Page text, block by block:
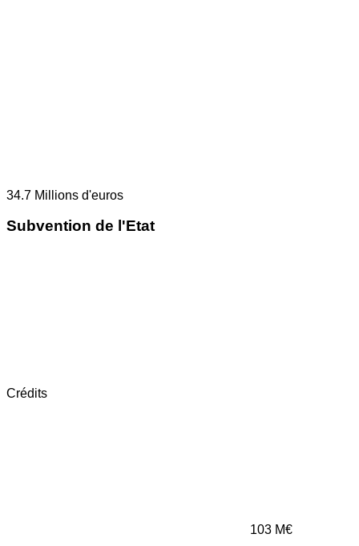
34.7 Millions d'euros
Subvention de l'Etat
Crédits
103 M€